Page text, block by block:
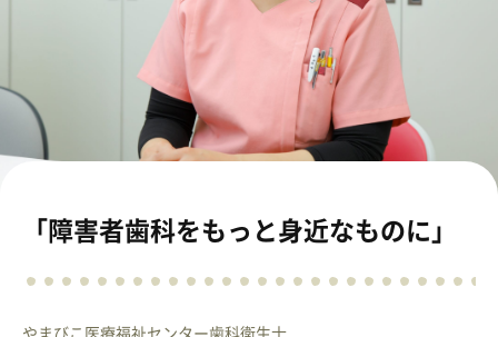
「障害者歯科をもっと身近なものに」